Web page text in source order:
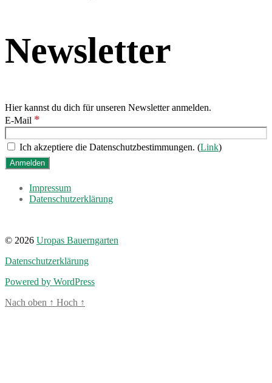
Newsletter
Hier kannst du dich für unseren Newsletter anmelden.
E-Mail *
Ich akzeptiere die Datenschutzbestimmungen. (Link)
Impressum
Datenschutzerklärung
© 2026 Uropas Bauerngarten
Datenschutzerklärung
Powered by WordPress
Nach oben ↑ Hoch ↑